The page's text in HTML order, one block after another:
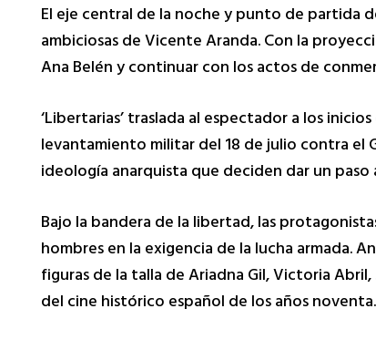
El eje central de la noche y punto de partida
ambiciosas de Vicente Aranda. Con la
Ana Belén y continuar con los actos de
‘Libertarias’ traslada al espectador a los
levantamiento militar del 18 de julio contra el
ideología anarquista que deciden dar un
Bajo la bandera de la libertad, las
hombres en la exigencia de la lucha armada.
figuras de la talla de Ariadna Gil, Victoria
del cine histórico español de los años noventa.